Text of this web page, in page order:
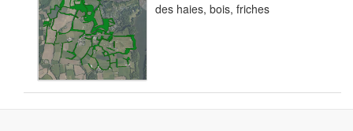
des haies, bois, friches